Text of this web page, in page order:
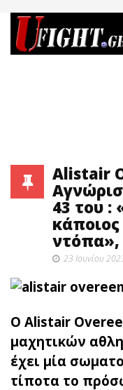
Alistair
43 του :
23 Ιουνίου
O Alistair
μαχητικών
έχει μία
τίποτα το